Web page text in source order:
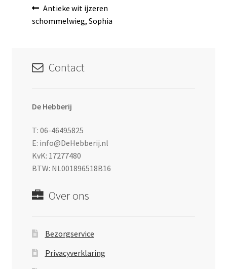
Bericht
navigatie
Vorig
bericht:
Antieke wit ijzeren
schommelwieg, Sophia
Contact
De Hebberij
T: 06-46495825
E: info@DeHebberij.nl
KvK: 17277480
BTW: NL001896518B16
Over ons
Bezorgservice
Privacyverklaring